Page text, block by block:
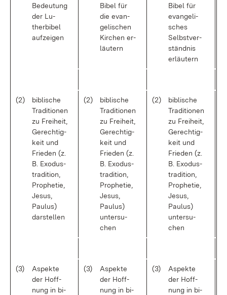
Be­deu­tung
der Lu­
ther­bi­bel
auf­zei­gen
Bi­bel für
die evan­
ge­li­schen
Kir­chen er­
läu­tern
Bi­bel für
evan­ge­li­
sches
Selbst­ver­
ständ­nis
er­läu­tern
(2)
bi­bli­sche
Tra­di­tio­nen
zu Frei­heit,
Ge­rech­tig­
keit und
Frie­den (z.
B. Exo­dus­
tra­di­ti­on,
Pro­phe­tie,
Je­sus,
Pau­lus)
dar­stel­len
(2)
bi­bli­sche
Tra­di­tio­nen
zu Frei­heit,
Ge­rech­tig­
keit und
Frie­den (z.
B. Exo­dus­
tra­di­ti­on,
Pro­phe­tie,
Je­sus,
Pau­lus)
un­ter­su­
chen
(2)
bi­bli­sche
Tra­di­tio­nen
zu Frei­heit,
Ge­rech­tig­
keit und
Frie­den (z.
B. Exo­dus­
tra­di­ti­on,
Pro­phe­tie,
Je­sus,
Pau­lus)
un­ter­su­
chen
(3)
As­pek­te
der Hoff­
nung in bi­
(3)
As­pek­te
der Hoff­
nung in bi­
(3)
As­pek­te
der Hoff­
nung in bi­